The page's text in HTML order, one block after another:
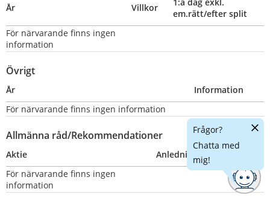
År Villkor
em.rätt/efter split
För närvarande finns ingen
information
Övrigt
År
Information
För närvarande finns ingen information
Allmänna råd/Rekommendationer
Aktie Anledning
För närvarande finns ingen
information
Frågor?
Chatta med
mig!
Dölj